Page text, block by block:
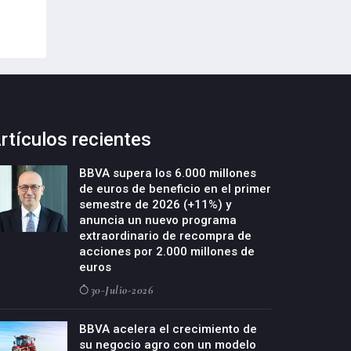
recientes
BBVA supera los 6.000 millones
de euros de beneficio en el primer
semestre de 2026 (+11%) y
anuncia un nuevo programa
extraordinario de recompra de
acciones por 2.000 millones de
euros
30-Julio-2026
BBVA acelera el crecimiento de
su negocio agro con un modelo